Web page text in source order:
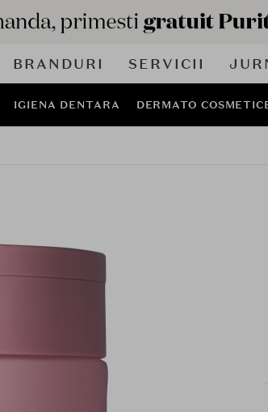
BRANDURI SERVICII
IGIENA DENTARA DERMATO